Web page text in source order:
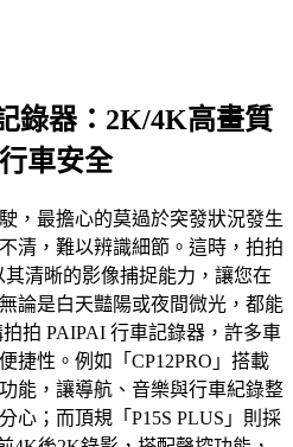
錄器：2K/4K高畫質
車安全
，最擔心的莫過於突發狀況發生
清，難以辨識細節。這時，拍拍
清晰的影像捕捉能力，讓您在
論是白天豔陽或夜間微光，都能
拍 PAIPAI 行車記錄器，許多車
捷性。例如「CP12PRO」搭載
能，讓導航、音樂與行車紀錄整
心；而頂規「P15S PLUS」則採